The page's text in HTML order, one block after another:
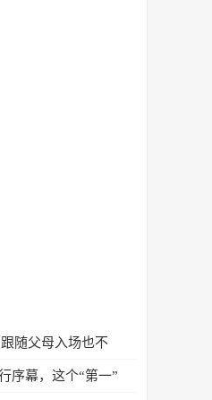
随父母入场也不
序幕，这个“第一”